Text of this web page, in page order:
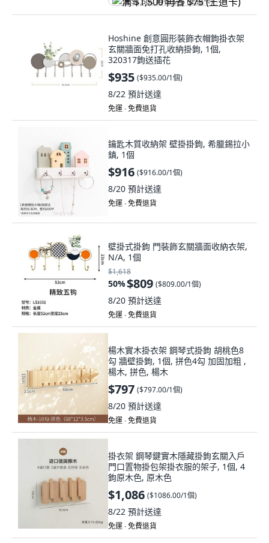
满 $1,500 再省 $75 (王道卡)
Hoshine 創意圓形裝飾衣帽鉤掛衣架
玄關牆面免打孔收納掛鉤, 1個,
320317鉤送插花
$935 ($935.00/1個)
8/22 預計送達
免運 ∙ 免費退貨
鑰匙木質收納架 壁掛掛鉤, 希臘錫拉小
鎮, 1個
$916 ($916.00/1個)
8/20 預計送達
免運 ∙ 免費退貨
壁掛式掛鉤 門裝飾玄關牆面收納衣架,
N/A, 1個
$1,618
50%$809 ($809.00/1個)
8/20 預計送達
免運 ∙ 免費退貨
楊木實木掛衣架 鋼琴式掛鉤 胡桃色8
勾 牆壁掛鉤, 1個, 拼色4勾 加固加粗 ,
楊木, 拼色, 楊木
$797 ($797.00/1個)
8/20 預計送達
免運 ∙ 免費退貨
掛衣架 鋼琴鍵實木隱藏掛鉤玄關入戶
門口置物掛包架掛衣服的架子, 1個, 4
鉤原木色, 原木色
$1,086 ($1086.00/1個)
8/22 預計送達
免運 ∙ 免費退貨